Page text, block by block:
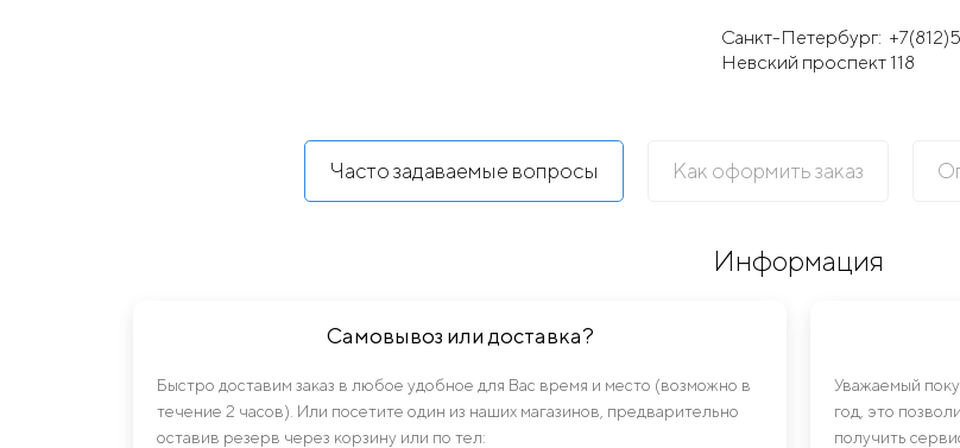
Санкт-Петербург:
Невский проспект 118
Часто задаваемые вопросы Как оформить заказ
Информация
Самовывоз или доставка?
Быстро доставим заказ в любое удобное для Вас время и место (возможно в
течение 2 часов). Или посетите один из наших магазинов, предварительно
оставив резерв через корзину или по тел:
Уважаемый
год, это
получить